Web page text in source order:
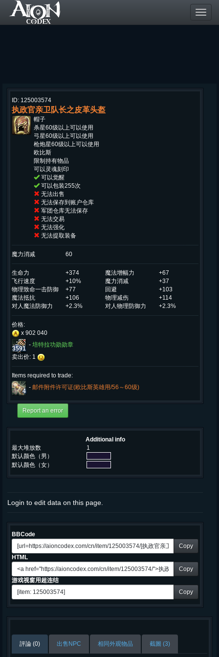
ID: 125003574
执政官亲卫队长之皮革头盔
帽子
杀星60级以上可以使用
弓星60级以上可以使用
枪炮星60级以上可以使用
欧比斯
限制持有物品
可以灵魂刻印
可以觉醒
可以包装255次
无法出售
无法保存到账户仓库
军团仓库无法保存
无法交易
无法强化
无法提取装备
魔力消减 60
生命力 +374 魔法增幅力
+67
飞行速度
+10% 魔力消减
+37
物理致命一击防御
+77 回避
+103
魔法抵抗
+106 物理减伤
+114
对人魔法防御力
+2.3% 对人物理防御力 +2.3%
价格:
x 902 040
3591
- 培特拉功勋勋章
卖出价: 1
Items required to trade:
4
- 邮件附件许可证(欧比斯英雄用/56～60级)
Additional info
最大堆放数
1
默认颜色（男）
默认颜色（女）
Login to edit data on this page.
BBCode
Copy
HTML
Copy
游戏视窗用超连结
Copy
評論 (0) 出售NPC 相同外观物品 截圖 (3)